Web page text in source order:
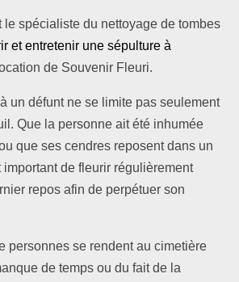
le spécialiste du nettoyage de tombes
et entretenir une sépulture à
de Souvenir Fleuri.
un défunt ne se limite pas seulement
Que la personne ait été inhumée
que ses cendres reposent dans un
de fleurir régulièrement
repos afin de perpétuer son
personnes se rendent au cimetière
de temps ou du fait de la